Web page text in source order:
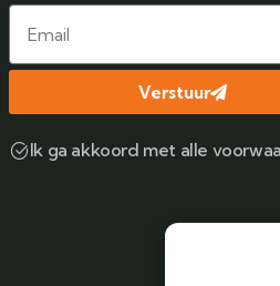
Verstuur
Ik ga akkoord met alle